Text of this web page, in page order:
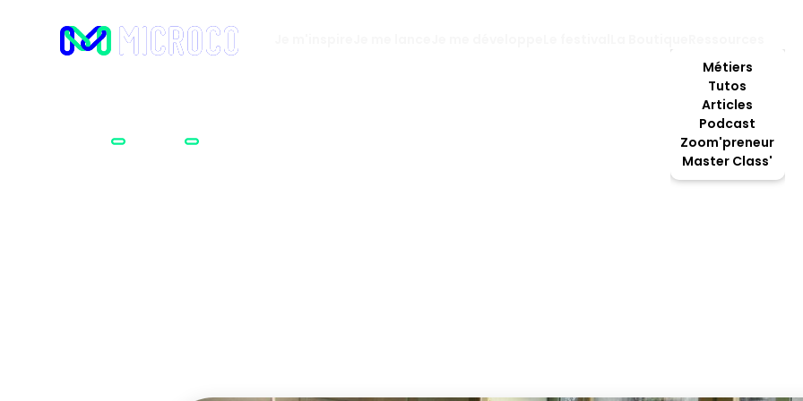
Métiers
Tutos
Articles
Podcast
Zoom'preneur
Master Class'